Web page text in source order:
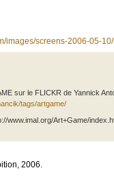
images/screens-2006-05-
sur le FLICKR de Yannick
tags/artgame/
www.imal.org/Art+Game/
2006.